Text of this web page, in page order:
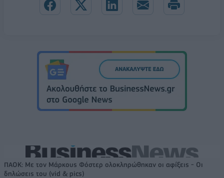
ΠΑΟΚ: Με τον Μάρκους Φόστερ ολοκληρώθηκαν οι αφίξεις - Οι
δηλώσεις του (vid & pics)